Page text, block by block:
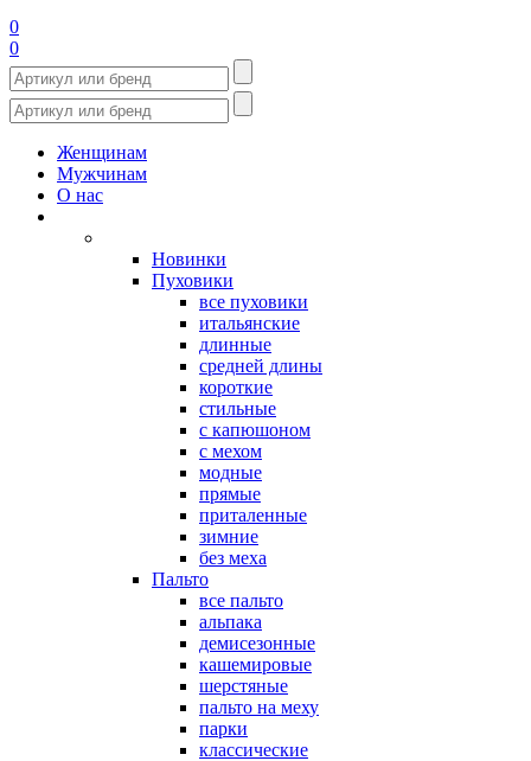
0
0
Женщинам
Мужчинам
О нас
Новинки
Пуховики
все пуховики
итальянские
длинные
средней длины
короткие
стильные
с капюшоном
с мехом
модные
прямые
приталенные
зимние
без меха
Пальто
все пальто
альпака
демисезонные
кашемировые
шерстяные
пальто на меху
парки
классические